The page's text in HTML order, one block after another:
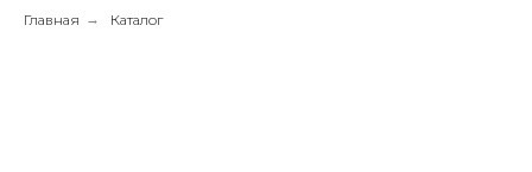
Главная → Каталог